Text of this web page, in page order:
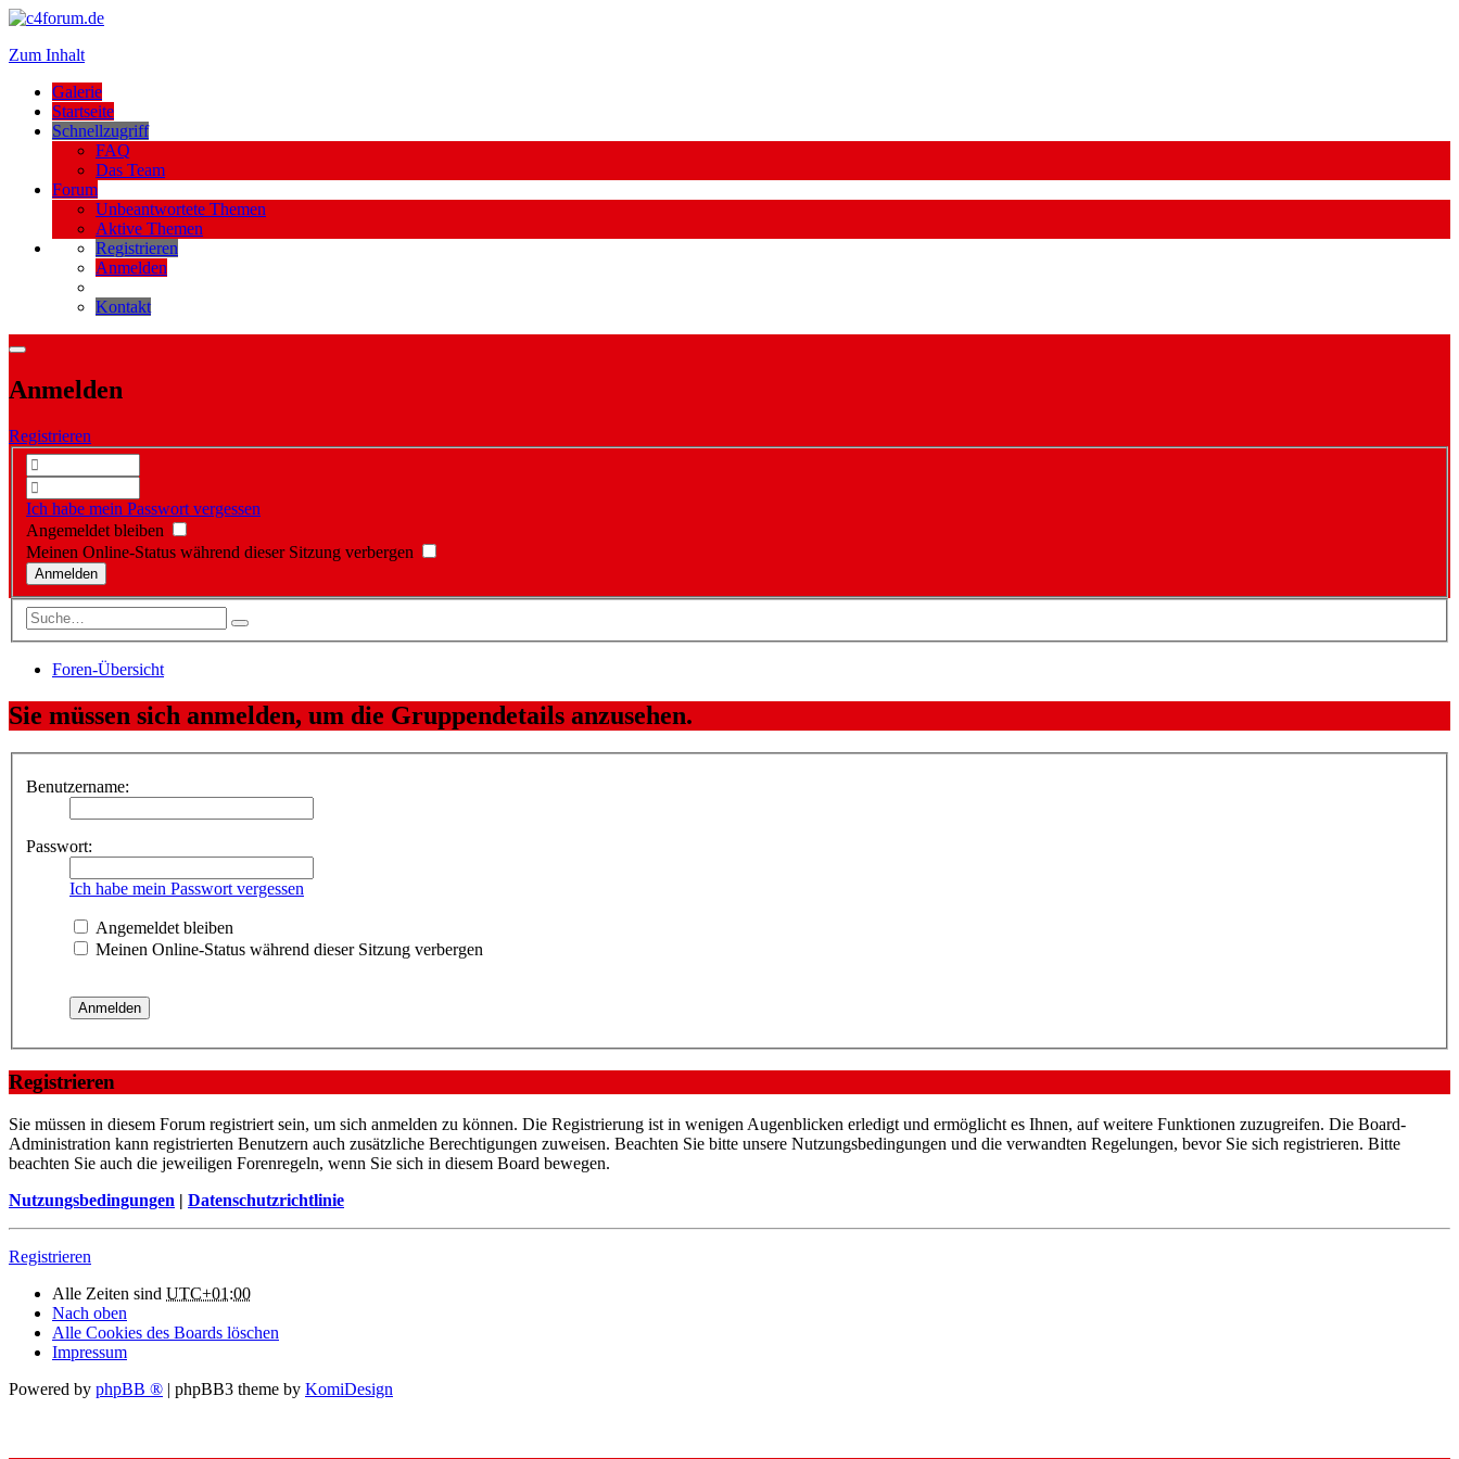
Zum Inhalt
Galerie
Startseite
Schnellzugriff
FAQ
Das Team
Forum
Unbeantwortete Themen
Aktive Themen
Registrieren
Anmelden
Kontakt
Anmelden
Registrieren
Ich habe mein Passwort vergessen
Angemeldet bleiben
Meinen Online-Status während dieser Sitzung verbergen
Foren-Übersicht
Sie müssen sich anmelden, um die Gruppendetails anzusehen.
Benutzername:
Passwort:
Ich habe mein Passwort vergessen
Angemeldet bleiben
Meinen Online-Status während dieser Sitzung verbergen
Registrieren
Sie müssen in diesem Forum registriert sein, um sich anmelden zu können. Die Registrierung ist in wenigen Augenblicken erledigt und ermöglicht es Ihnen, auf weitere Funktionen zuzugreifen. Die Board-
Administration kann registrierten Benutzern auch zusätzliche Berechtigungen zuweisen. Beachten Sie bitte unsere Nutzungsbedingungen und die verwandten Regelungen, bevor Sie sich registrieren. Bitte
beachten Sie auch die jeweiligen Forenregeln, wenn Sie sich in diesem Board bewegen.
Nutzungsbedingungen | Datenschutzrichtlinie
Registrieren
Alle Zeiten sind UTC+01:00
Nach oben
Alle Cookies des Boards löschen
Impressum
Powered by phpBB ® | phpBB3 theme by KomiDesign